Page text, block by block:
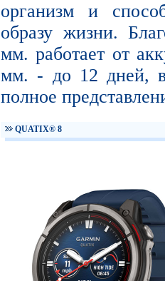
организм и
образу жизни.
мм. работает от
мм. - до 12 дней,
полное
QUATIX® 8